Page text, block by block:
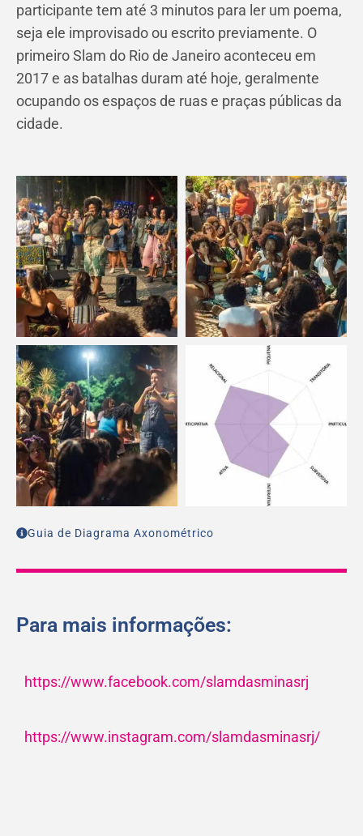
participante tem até 3 minutos para ler um poema,
seja ele improvisado ou escrito previamente. O
primeiro Slam do Rio de Janeiro aconteceu em
2017 e as batalhas duram até hoje, geralmente
ocupando os espaços de ruas e praças públicas da
cidade.
Guia de Diagrama Axonométrico
Para mais informações:
https://www.facebook.com/slamdasminasrj
https://www.instagram.com/slamdasminasrj/